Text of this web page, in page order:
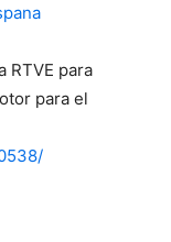
RTVE para
para el